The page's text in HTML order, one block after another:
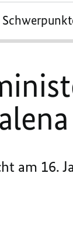
am 16.